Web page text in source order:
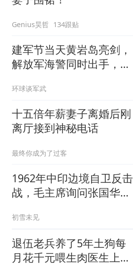
Genius昊哲 134跟贴
建军节当天黄岩岛亮剑，
解放军海警同时出手，菲
环球谈军武
十五倍年薪妻子离婚后刚
离厅接到神秘电话
最终你成为了过客
1962年中印边境自卫反击
战，毛主席询问张国华能
初雪未见
退伍老兵养了5年土狗每
月花千元喂生肉医生上门